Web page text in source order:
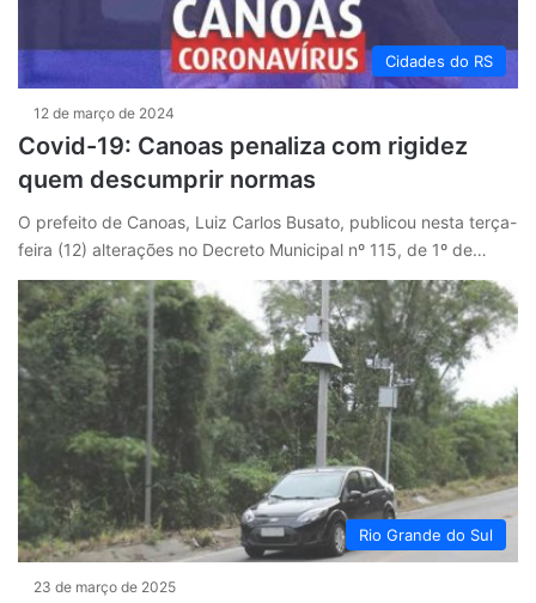
Cidades do RS
12 de março de 2024
Covid-19: Canoas penaliza com rigidez
quem descumprir normas
O prefeito de Canoas, Luiz Carlos Busato, publicou nesta terça-
feira (12) alterações no Decreto Municipal nº 115, de 1º de…
Rio Grande do Sul
23 de março de 2025